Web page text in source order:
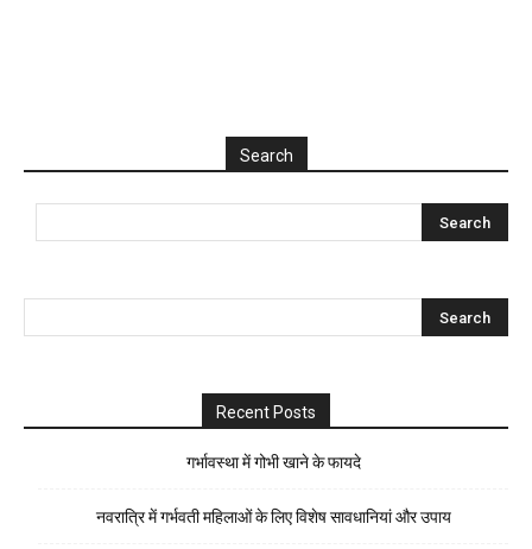
Search
Recent Posts
गर्भावस्था में गोभी खाने के फायदे
नवरात्रि में गर्भवती महिलाओं के लिए विशेष सावधानियां और उपाय